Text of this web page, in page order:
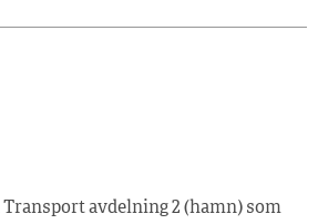
avdelning 2 (hamn) som